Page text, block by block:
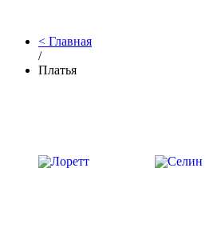
Главная
/
Платья